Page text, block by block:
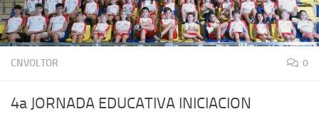
CNVOLTOR 0
4a JORNADA EDUCATIVA INICIACION